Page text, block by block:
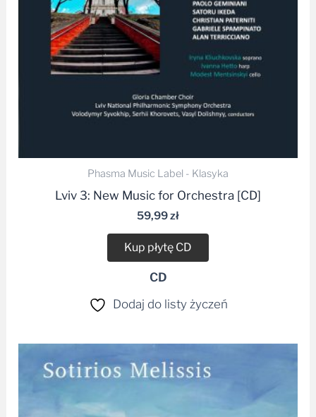
Phasma Music Label - Klasyka
Lviv 3: New Music for Orchestra [CD]
59,99zł
Kup płytę CD
CD
Dodaj do listy życzeń